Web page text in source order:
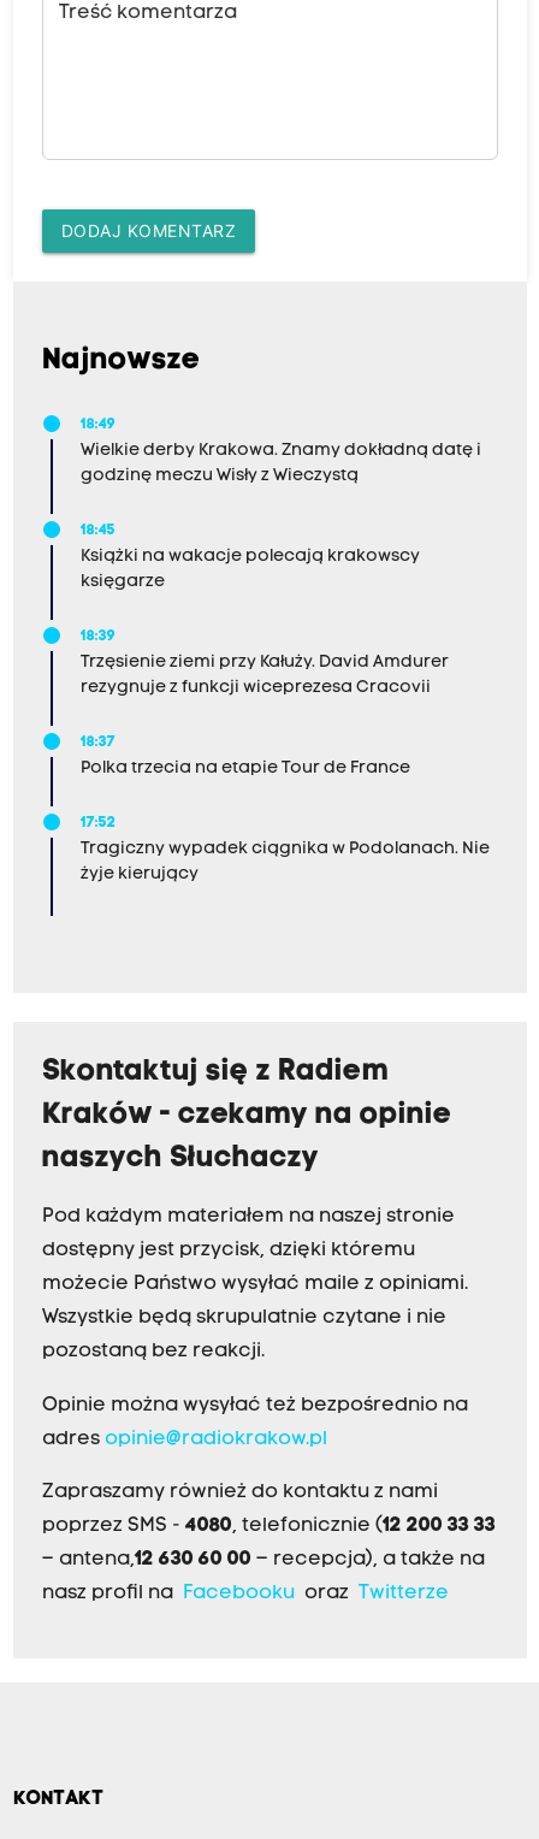
Treść komentarza
DODAJ KOMENTARZ
Najnowsze
18:49
Wielkie derby Krakowa. Znamy dokładną datę i
godzinę meczu Wisły z Wieczystą
18:45
Książki na wakacje polecają krakowscy
księgarze
18:39
Trzęsienie ziemi przy Kałuży. David Amdurer
rezygnuje z funkcji wiceprezesa Cracovii
18:37
Polka trzecia na etapie Tour de France
17:52
Tragiczny wypadek ciągnika w Podolanach. Nie
żyje kierujący
Skontaktuj się z Radiem
Kraków - czekamy na opinie
naszych Słuchaczy
Pod każdym materiałem na naszej stronie
dostępny jest przycisk, dzięki któremu
możecie Państwo wysyłać maile z opiniami.
Wszystkie będą skrupulatnie czytane i nie
pozostaną bez reakcji.
Opinie można wysyłać też bezpośrednio na
adres opinie@radiokrakow.pl
Zapraszamy również do kontaktu z nami
poprzez SMS - 4080, telefonicznie (12 200 33 33
– antena,12 630 60 00 – recepcja), a także na
nasz profil na
Facebookuoraz Twitterze
KONTAKT